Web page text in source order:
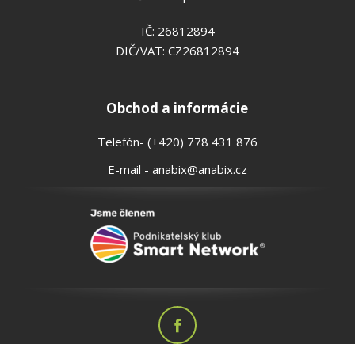
IČ: 26812894
DIČ/VAT: CZ26812894
Obchod a informácie
Telefón- (+420) 778 431 876
E-mail - anabix@anabix.cz